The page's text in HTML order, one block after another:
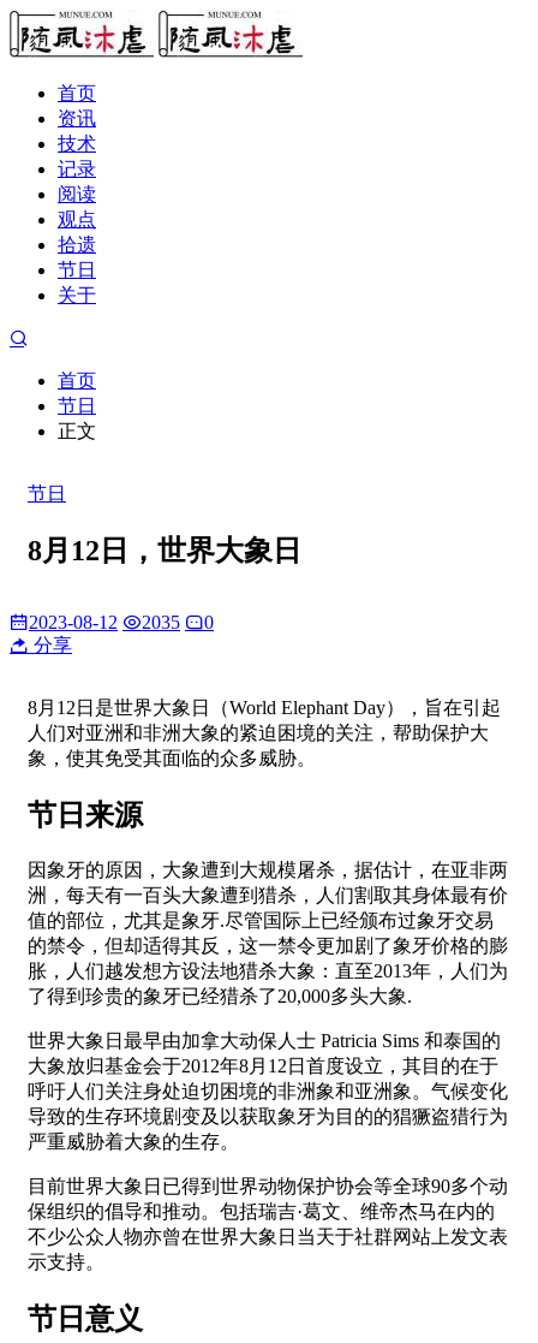
首页
资讯
技术
记录
阅读
观点
拾遗
节日
关于
首页
节日
正文
节日
8月12日，世界大象日
2023-08-12 2035
0
分享
8月12日是世界大象日（World Elephant Day），旨在引起
人们对亚洲和非洲大象的紧迫困境的关注，帮助保护大
象，使其免受其面临的众多威胁。
节日来源
因象牙的原因，大象遭到大规模屠杀，据估计，在亚非两
洲，每天有一百头大象遭到猎杀，人们割取其身体最有价
值的部位，尤其是象牙.尽管国际上已经颁布过象牙交易
的禁令，但却适得其反，这一禁令更加剧了象牙价格的膨
胀，人们越发想方设法地猎杀大象：直至2013年，人们为
了得到珍贵的象牙已经猎杀了20,000多头大象.
世界大象日最早由加拿大动保人士 Patricia Sims 和泰国的
大象放归基金会于2012年8月12日首度设立，其目的在于
呼吁人们关注身处迫切困境的非洲象和亚洲象。气候变化
导致的生存环境剧变及以获取象牙为目的的猖獗盗猎行为
严重威胁着大象的生存。
目前世界大象日已得到世界动物保护协会等全球90多个动
保组织的倡导和推动。包括瑞吉·葛文、维帝杰马在内的
不少公众人物亦曾在世界大象日当天于社群网站上发文表
示支持。
节日意义